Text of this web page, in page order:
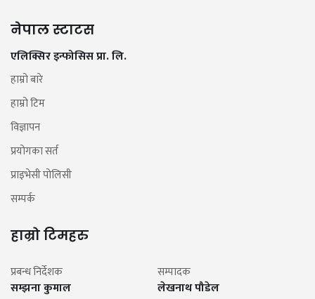
नेपाल स्टाटस
एलिक्सिर इन्फोसिस प्रा. लि.
हाम्रो बारे
हाम्रो टिम
विज्ञापन
प्रयोगका सर्त
प्राइभेसी पोलिसी
सम्पर्क
हाम्रो टिमहरु
प्रबन्ध निर्देशक
सम्झना कुमाल
सम्पादक
लेखनाथ पौडेल